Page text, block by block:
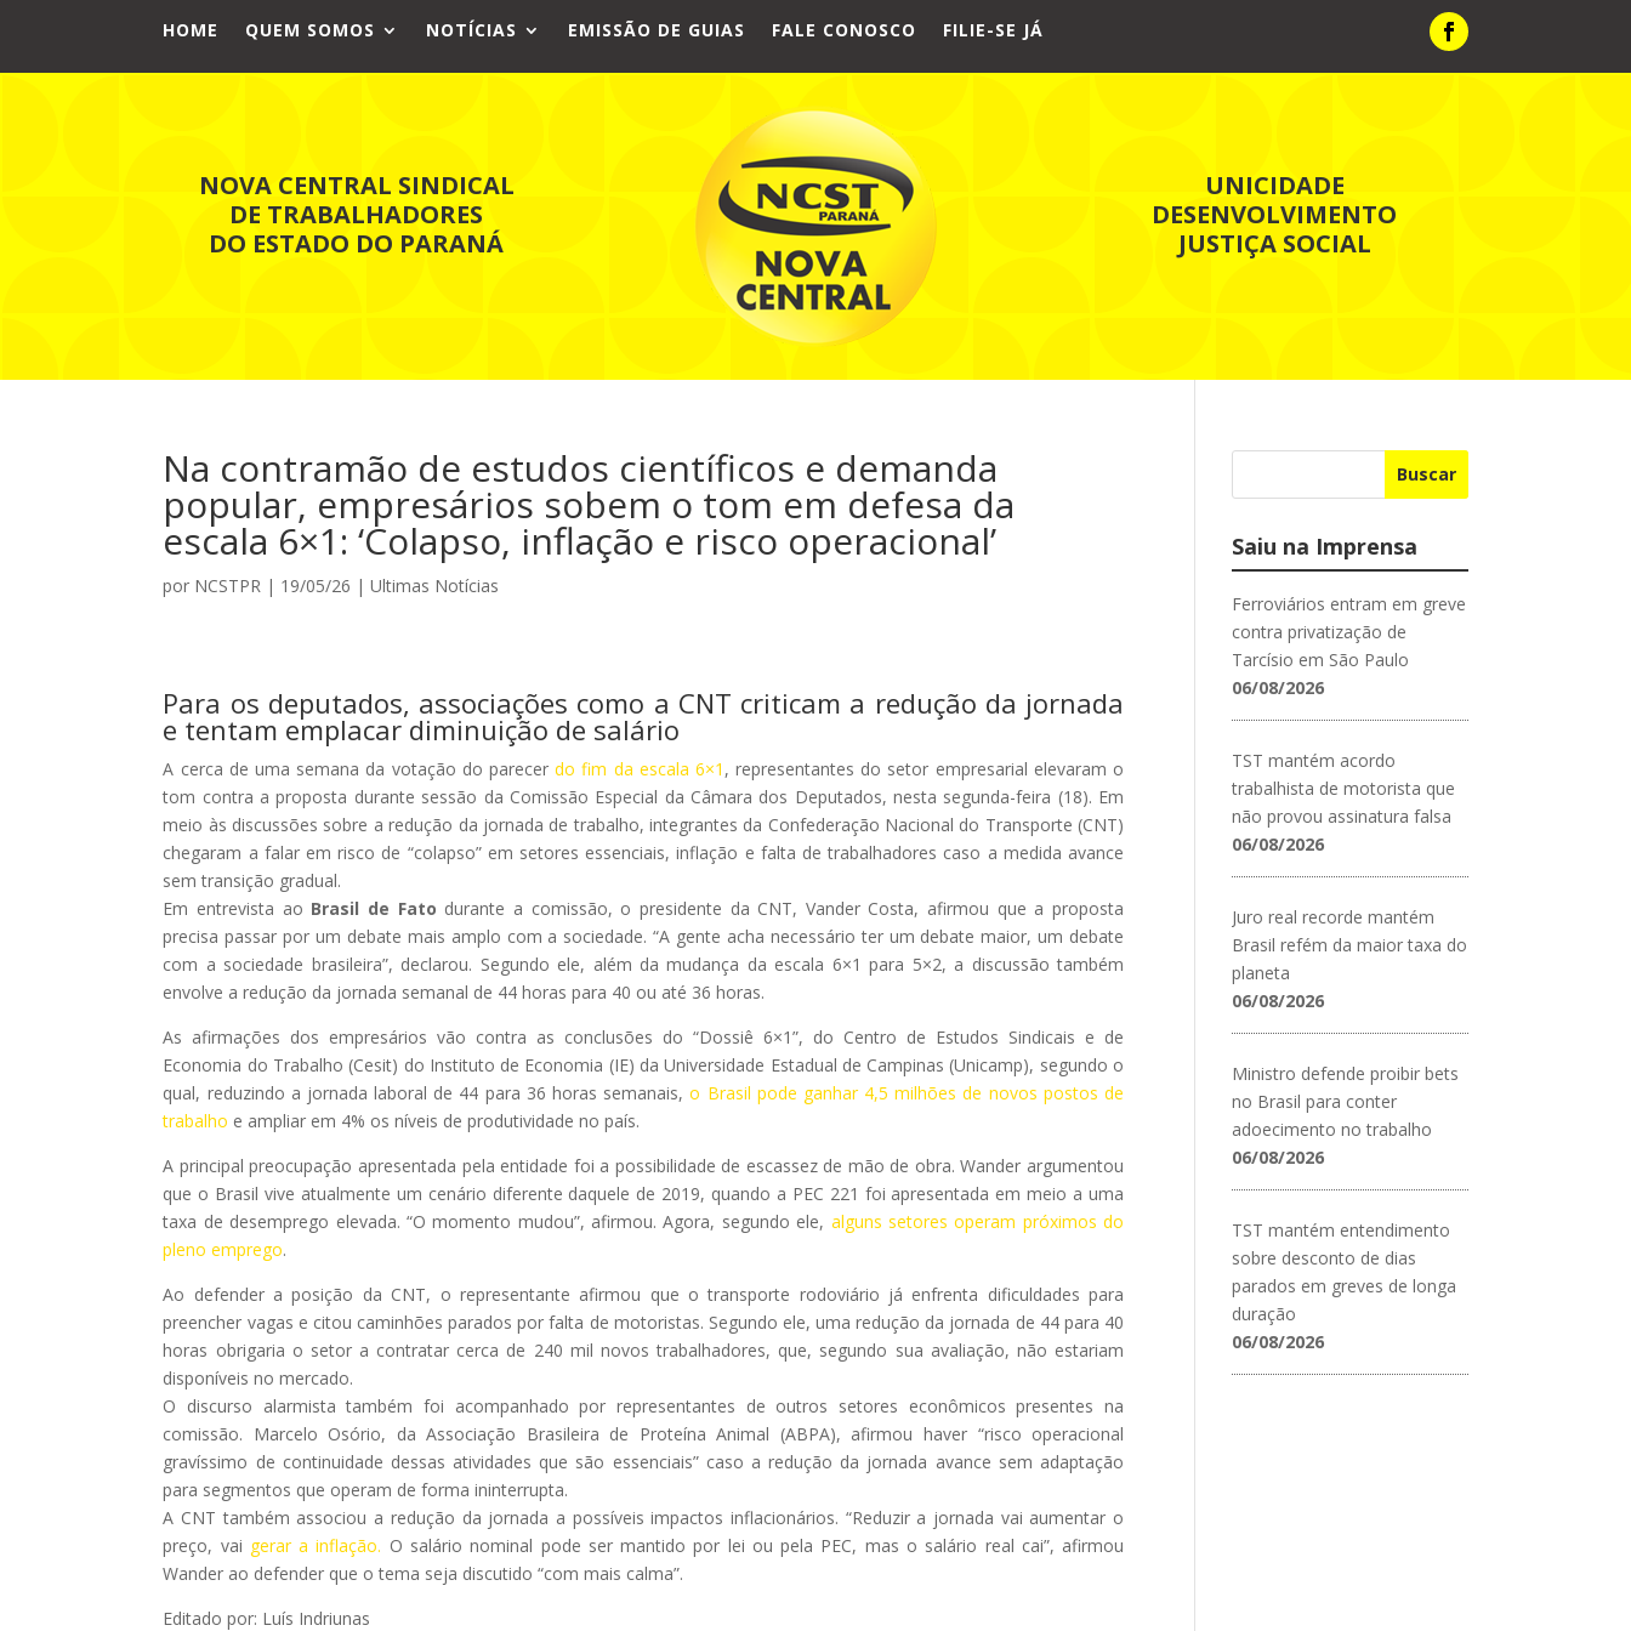
HOME QUEM SOMOS NOTÍCIAS EMISSÃO DE GUIAS FALE CONOSCO FILIE-SE JÁ
NOVA CENTRAL SINDICAL
DE TRABALHADORES
DO ESTADO DO PARANÁ
UNICIDADE
DESENVOLVIMENTO
JUSTIÇA SOCIAL
Na contramão de estudos científicos e demanda
popular, empresários sobem o tom em defesa da
escala 6×1: ‘Colapso, inflação e risco operacional’
por NCSTPR | 19/05/26 |Ultimas Notícias
Para os deputados, associações como a CNT criticam a redução da jornada
e tentam emplacar diminuição de salário
A cerca de uma semana da votação do parecerdo fim da escala 6×1 , representantes do setor empresarial elevaram o
tom contra a proposta durante sessão da Comissão Especial da Câmara dos Deputados, nesta segunda-feira (18). Em
meio às discussões sobre a redução da jornada de trabalho, integrantes da Confederação Nacional do Transporte (CNT)
chegaram a falar em risco de “colapso” em setores essenciais, inflação e falta de trabalhadores caso a medida avance
sem transição gradual.
Em entrevista ao Brasil de Fato durante a comissão, o presidente da CNT, Vander Costa, afirmou que a proposta
precisa passar por um debate mais amplo com a sociedade. “A gente acha necessário ter um debate maior, um debate
com a sociedade brasileira”, declarou. Segundo ele, além da mudança da escala 6×1 para 5×2, a discussão também
envolve a redução da jornada semanal de 44 horas para 40 ou até 36 horas.
As afirmações dos empresários vão contra as conclusões do “Dossiê 6×1”, do Centro de Estudos Sindicais e de
Economia do Trabalho (Cesit) do Instituto de Economia (IE) da Universidade Estadual de Campinas (Unicamp), segundo o
qual, reduzindo a jornada laboral de 44 para 36 horas semanais,o Brasil pode ganhar 4,5 milhões de novos postos de
trabalho e ampliar em 4% os níveis de produtividade no país.
A principal preocupação apresentada pela entidade foi a possibilidade de escassez de mão de obra. Wander argumentou
que o Brasil vive atualmente um cenário diferente daquele de 2019, quando a PEC 221 foi apresentada em meio a uma
taxa de desemprego elevada. “O momento mudou”, afirmou. Agora, segundo ele, alguns setores operam próximos do
pleno emprego.
Ao defender a posição da CNT, o representante afirmou que o transporte rodoviário já enfrenta dificuldades para
preencher vagas e citou caminhões parados por falta de motoristas. Segundo ele, uma redução da jornada de 44 para 40
horas obrigaria o setor a contratar cerca de 240 mil novos trabalhadores, que, segundo sua avaliação, não estariam
disponíveis no mercado.
O discurso alarmista também foi acompanhado por representantes de outros setores econômicos presentes na
comissão. Marcelo Osório, da Associação Brasileira de Proteína Animal (ABPA), afirmou haver “risco operacional
gravíssimo de continuidade dessas atividades que são essenciais” caso a redução da jornada avance sem adaptação
para segmentos que operam de forma ininterrupta.
A CNT também associou a redução da jornada a possíveis impactos inflacionários. “Reduzir a jornada vai aumentar o
preço, vai gerar a inflação. O salário nominal pode ser mantido por lei ou pela PEC, mas o salário real cai”, afirmou
Wander ao defender que o tema seja discutido “com mais calma”.
Editado por: Luís Indriunas
Buscar
Saiu na Imprensa
Ferroviários entram em greve
contra privatização de
Tarcísio em São Paulo
06/08/2026
TST mantém acordo
trabalhista de motorista que
não provou assinatura falsa
06/08/2026
Juro real recorde mantém
Brasil refém da maior taxa do
planeta
06/08/2026
Ministro defende proibir bets
no Brasil para conter
adoecimento no trabalho
06/08/2026
TST mantém entendimento
sobre desconto de dias
parados em greves de longa
duração
06/08/2026